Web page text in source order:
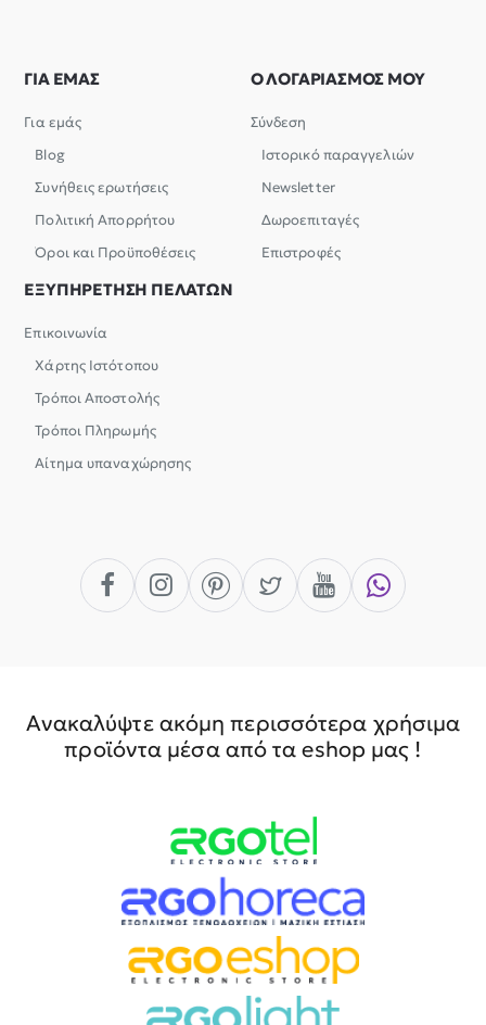
ΓΙΑ ΕΜΑΣ
Για εμάς
Blog
Συνήθεις ερωτήσεις
Πολιτική Απορρήτου
Όροι και Προϋποθέσεις
Ο ΛΟΓΑΡΙΑΣΜΟΣ ΜΟΥ
Σύνδεση
Ιστορικό παραγγελιών
Newsletter
Δωροεπιταγές
Επιστροφές
ΕΞΥΠΗΡΕΤΗΣΗ ΠΕΛΑΤΩΝ
Επικοινωνία
Χάρτης Ιστότοπου
Τρόποι Αποστολής
Τρόποι Πληρωμής
Αίτημα υπαναχώρησης
Ανακαλύψτε ακόμη περισσότερα χρήσιμα
προϊόντα μέσα από τα eshop μας !